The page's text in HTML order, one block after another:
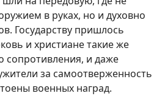
в руках, но и духовно
Государству пришлось
и христиане такие же
сопротивления, и даже
за самоотверженность
военных наград.